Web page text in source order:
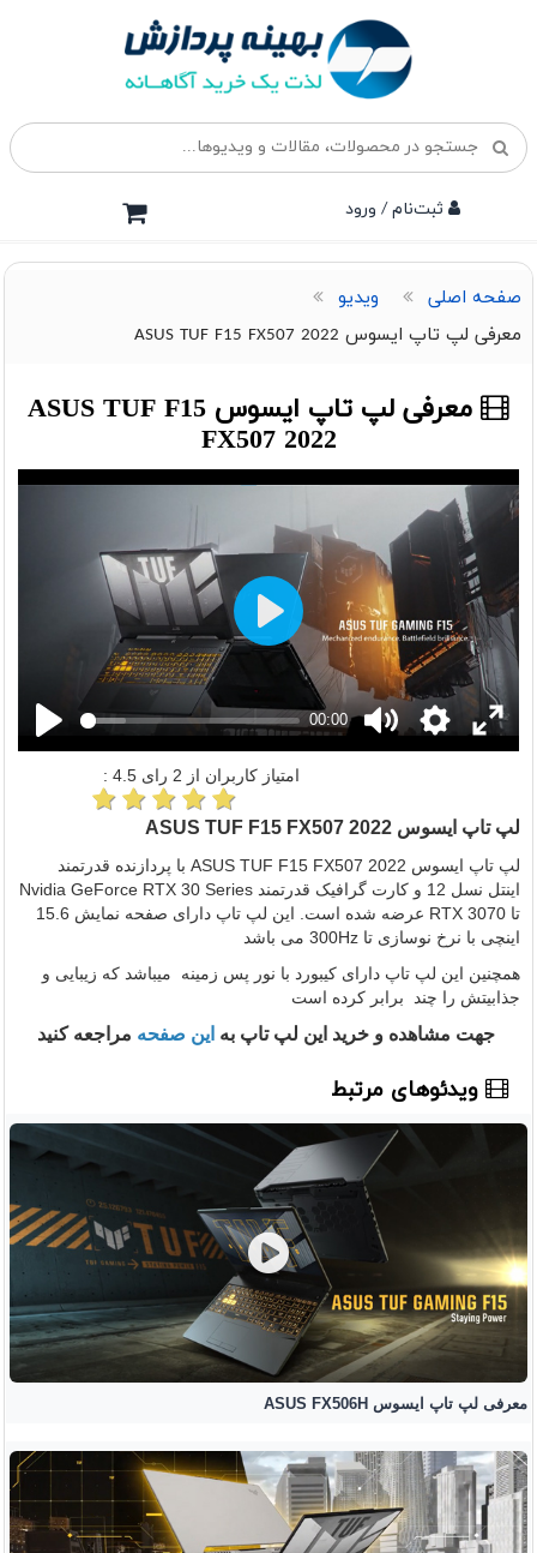
ثبت‌نام / ورود
صفحه اصلی
ویدیو
معرفی لپ تاپ ایسوس ASUS TUF F15 FX507 2022
معرفی لپ تاپ ایسوس ASUS TUF F15
FX507 2022
00:00
Play
امتیاز کاربران از 2 رای 4.5
:
لپ تاپ ایسوس ASUS TUF F15 FX507 2022
لپ تاپ ایسوس ASUS TUF F15 FX507 2022 با پردازنده قدرتمند
اینتل نسل 12 و کارت گرافیک قدرتمند Nvidia GeForce RTX 30 Series
تا RTX 3070 عرضه شده است. این لپ تاپ دارای صفحه نمایش 15.6
اینچی با نرخ نوسازی تا 300Hz می باشد
همچنین این لپ تاپ دارای کیبورد با نور پس زمینه میباشد که زیبایی و
جذابیتش را چند برابر کرده است
جهت مشاهده و خرید این لپ تاپ به این صفحه مراجعه کنید
ویدئوهای مرتبط
معرفی لپ تاپ ایسوس ASUS FX506H